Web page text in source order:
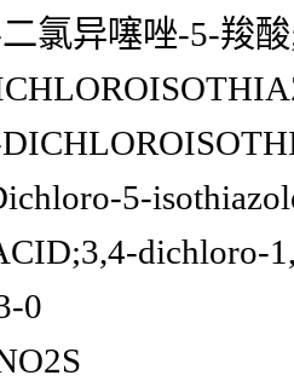
氯异噻唑-5-羧
5-
dichloro-
0